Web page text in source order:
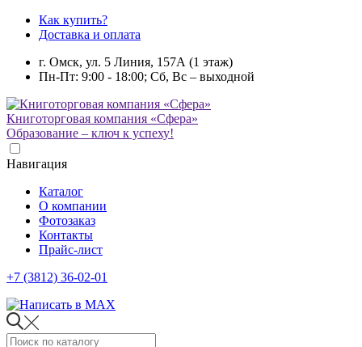
Как купить?
Доставка и оплата
г. Омск, ул. 5 Линия, 157А (1 этаж)
Пн-Пт: 9:00 - 18:00; Сб, Вс – выходной
Книготорговая компания «Сфера»
Образование – ключ к успеху!
Навигация
Каталог
О компании
Фотозаказ
Контакты
Прайс-лист
+7 (3812) 36-02-01